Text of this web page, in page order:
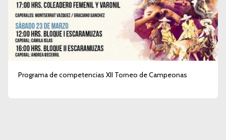
Programa de competencias XII Torneo de Campeonas